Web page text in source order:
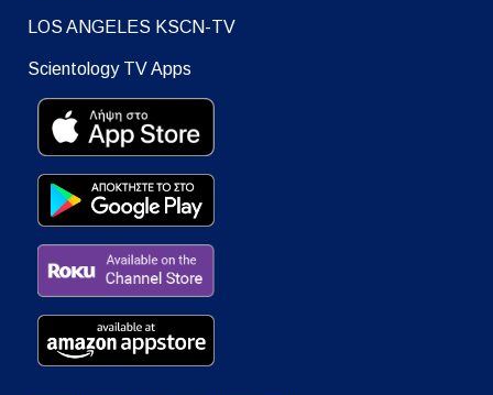
LOS ANGELES KSCN-TV
Scientology TV Apps